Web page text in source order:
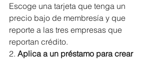
Escoge una tarjeta que tenga un
precio bajo de membresía y que
reporte a las tres empresas que
reportan crédito.
2. Aplica a un préstamo para crear